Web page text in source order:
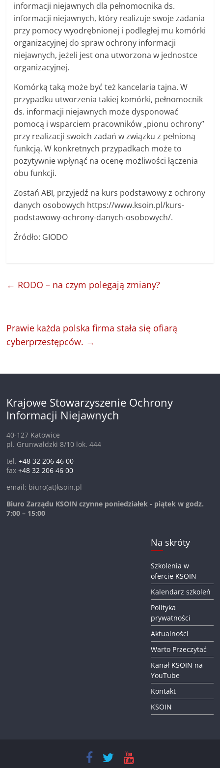
informacji niejawnych dla pełnomocnika ds.
informacji niejawnych, który realizuje swoje zadania
przy pomocy wyodrębnionej i podległej mu komórki
organizacyjnej do spraw ochrony informacji
niejawnych, jeżeli jest ona utworzona w jednostce
organizacyjnej.
Komórką taką może być też kancelaria tajna. W
przypadku utworzenia takiej komórki, pełnomocnik
ds. informacji niejawnych może dysponować
pomocą i wsparciem pracowników „pionu ochrony”
przy realizacji swoich zadań w związku z pełnioną
funkcją. W konkretnych przypadkach może to
pozytywnie wpłynąć na ocenę możliwości łączenia
obu funkcji.
Zostań ABI, przyjedź na kurs podstawowy z ochrony
danych osobowych https://www.ksoin.pl/kurs-
podstawowy-ochrony-danych-osobowych/.
Źródło: GIODO
← RODO – na czym polegają zmiany?
Prawie każda polska firma stała się ofiarą
cyberprzestępców. →
Krajowe Stowarzyszenie Ochrony
Informacji Niejawnych
40-127 Katowice
pl. Grunwaldzki 8/10 lok. 444
tel.+48 32 206 46 00
fax+48 32 206 46 00
email: biuro(at)ksoin.pl
Biuro Zarządu KSOIN czynne poniedziałek - piątek w godz.
7:00 – 15:00
Na skróty
Szkolenia w
ofercie KSOIN
Kalendarz szkoleń
Polityka
prywatności
Aktualności
Warto Przeczytać
Kanał KSOIN na
YouTube
Kontakt
KSOIN